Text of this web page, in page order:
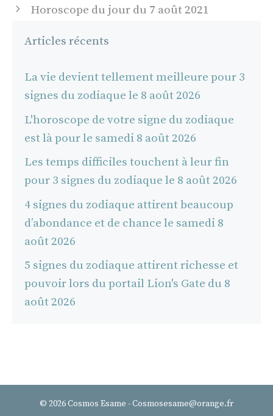
Horoscope du jour du 7 août 2021
Articles récents
La vie devient tellement meilleure pour 3
signes du zodiaque le 8 août 2026
L'horoscope de votre signe du zodiaque
est là pour le samedi 8 août 2026
Les temps difficiles touchent à leur fin
pour 3 signes du zodiaque le 8 août 2026
4 signes du zodiaque attirent beaucoup
d’abondance et de chance le samedi 8
août 2026
5 signes du zodiaque attirent richesse et
pouvoir lors du portail Lion's Gate du 8
août 2026
© 2026 Cosmos Esame - Cosmosesame@orange.fr